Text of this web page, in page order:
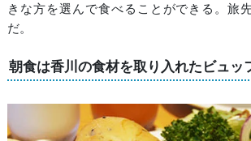
きな方を選んで食べることができる。旅
だ。
朝食は香川の食材を取り入れたビュッ